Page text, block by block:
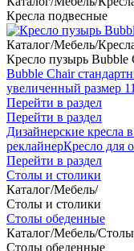
Кресла подвесные
Каталог/Мебель/
Кресло пузырь Bubble
Bubble Chair
увеличенный размер
Перейти в раздел
Перейти в раздел
Дизайнерские кресла
реклайнерКресло для
Перейти в раздел
Столы и столики
Каталог/Мебель/
Столы и столики
Столы обеденные
Каталог/Мебель/
Столы обеденные